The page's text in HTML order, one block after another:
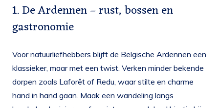
1. De Ardennen – rust, bossen en
gastronomie
Voor natuurliefhebbers blijft de Belgische Ardennen een
klassieker, maar met een twist. Verken minder bekende
dorpen zoals Laforêt of Redu, waar stilte en charme
hand in hand gaan. Maak een wandeling langs